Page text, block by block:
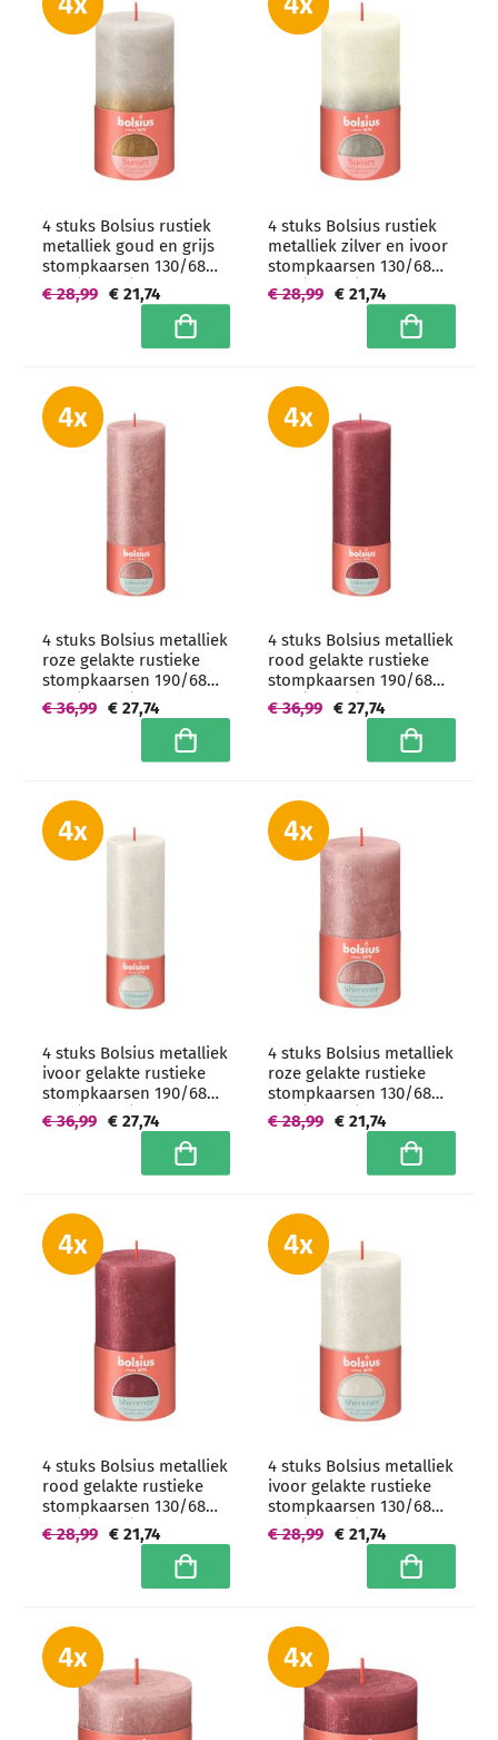
4 stuks Bolsius rustiek
metalliek goud en grijs
stompkaarsen 130/68
mm (60 uur) -
grootverpakking
€ 21,74
€ 28,99
In winkelwagen
4 stuks Bolsius rustiek
metalliek zilver en ivoor
stompkaarsen 130/68
mm (60 uur) -
grootverpakking
€ 21,74
€ 28,99
In
4 stuks Bolsius metalliek
roze gelakte rustieke
stompkaarsen 190/68
mm (85 uur) -
grootverpakking
€ 27,74
€ 36,99
In winkelwagen
4 stuks Bolsius metalliek
rood gelakte rustieke
stompkaarsen 190/68
mm (85 uur) -
grootverpakking
€ 27,74
€ 36,99
In
4 stuks Bolsius metalliek
ivoor gelakte rustieke
stompkaarsen 190/68
mm (85 uur) -
grootverpakking
€ 27,74
€ 36,99
In winkelwagen
4 stuks Bolsius metalliek
roze gelakte rustieke
stompkaarsen 130/68
mm (60 uur) -
grootverpakking
€ 21,74
€ 28,99
In
4 stuks Bolsius metalliek
rood gelakte rustieke
stompkaarsen 130/68
mm (60 uur) -
grootverpakking
€ 21,74
€ 28,99
In winkelwagen
4 stuks Bolsius metalliek
ivoor gelakte rustieke
stompkaarsen 130/68
mm (60 uur) -
grootverpakking
€ 21,74
€ 28,99
In